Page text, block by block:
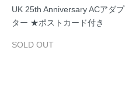
UK 25th Anniversary ACアダプ
ター ★ポストカード付き
SOLD OUT